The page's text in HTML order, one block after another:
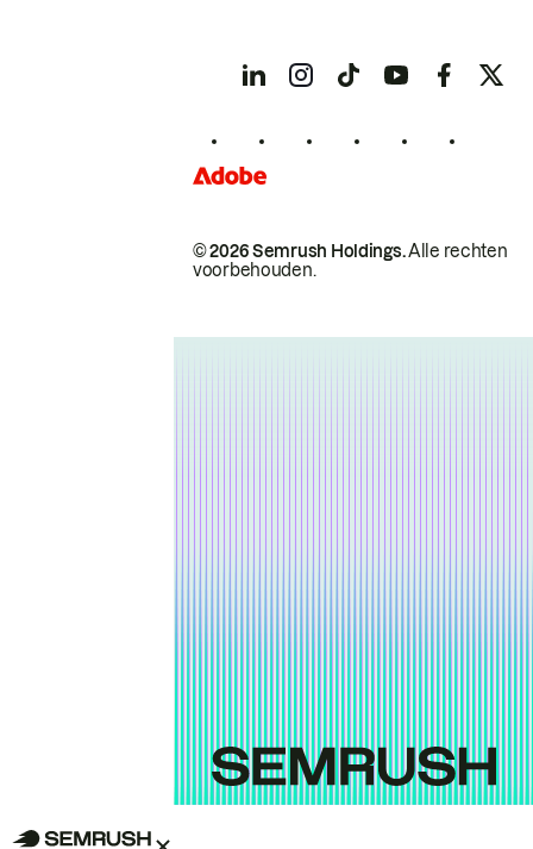
© 2026 Semrush Holdings.Alle rechten
voorbehouden.